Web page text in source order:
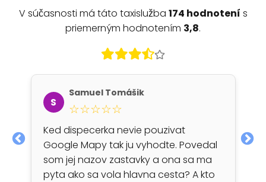
V súčasnosti má táto taxislužba 174 hodnotení s
priemerným hodnotením 3,8.
S
Samuel Tomášik
☆☆☆☆☆
Ked dispecerka nevie pouzivat
Google Mapy tak ju vyhodte. Povedal
som jej nazov zastavky a ona sa ma
pyta ako sa vola hlavna cesta? A kto